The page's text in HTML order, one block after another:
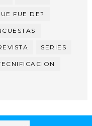
FUE DE?
SERIES